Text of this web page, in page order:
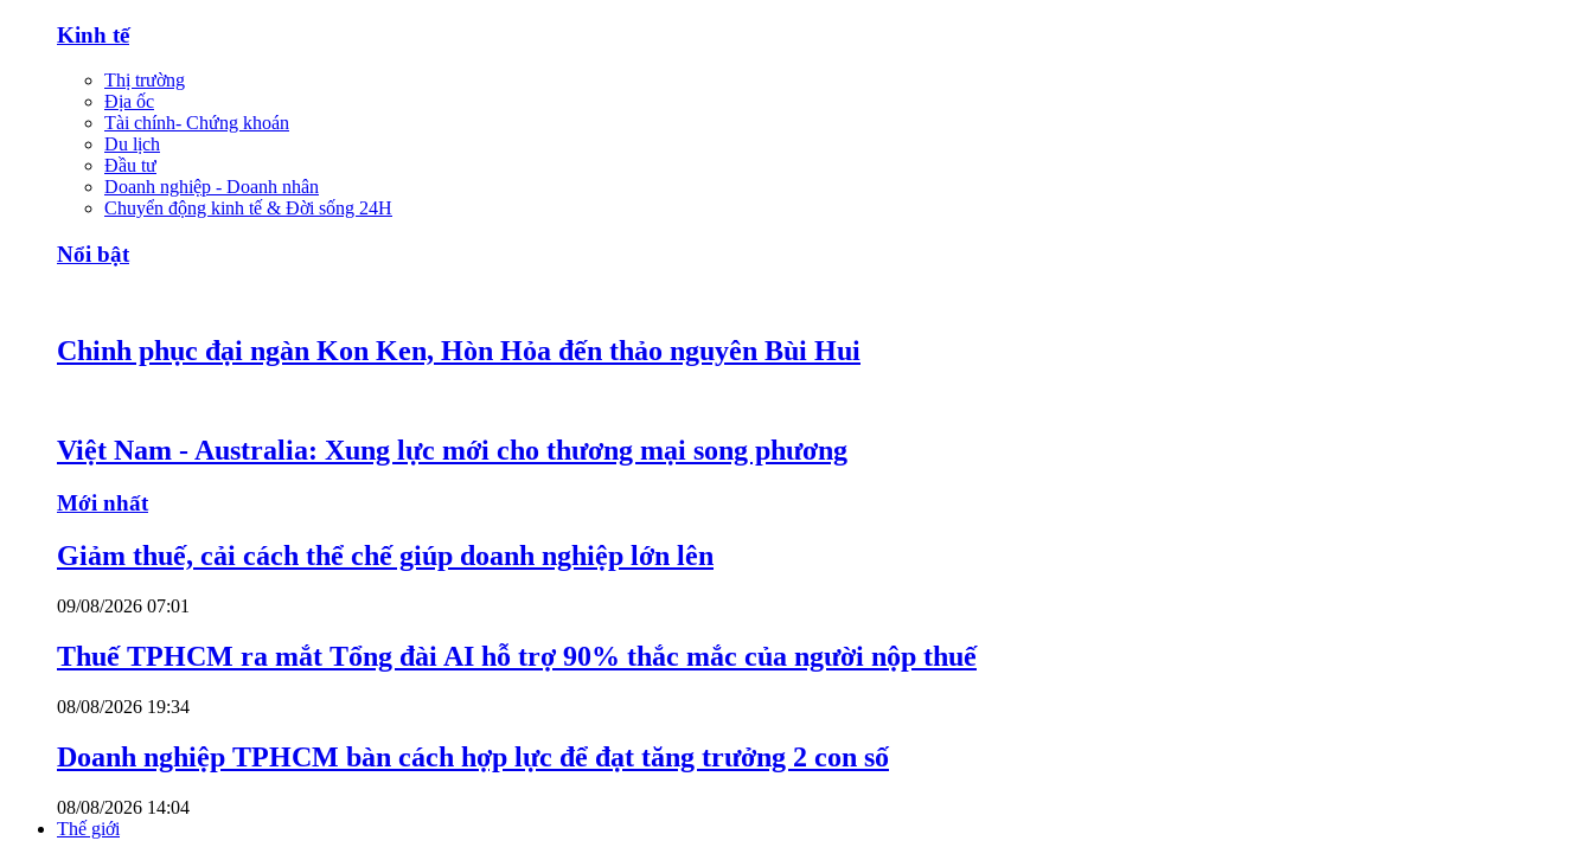
Kinh tế
Thị trường
Địa ốc
Tài chính- Chứng khoán
Du lịch
Đầu tư
Doanh nghiệp - Doanh nhân
Chuyển động kinh tế & Đời sống 24H
Nổi bật
Chinh phục đại ngàn Kon Ken, Hòn Hỏa đến thảo nguyên Bùi Hui
Việt Nam - Australia: Xung lực mới cho thương mại song phương
Mới nhất
Giảm thuế, cải cách thể chế giúp doanh nghiệp lớn lên
09/08/2026 07:01
Thuế TPHCM ra mắt Tổng đài AI hỗ trợ 90% thắc mắc của người nộp thuế
08/08/2026 19:34
Doanh nghiệp TPHCM bàn cách hợp lực để đạt tăng trưởng 2 con số
08/08/2026 14:04
Thế giới